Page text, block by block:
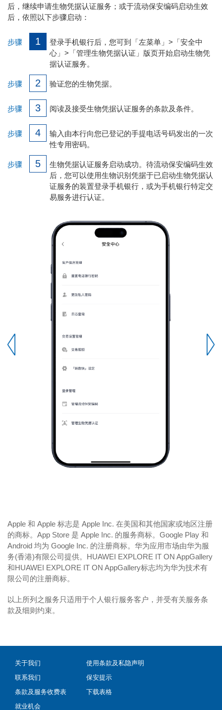
后，继续申请生物凭据认证服务；或于流动保安编码启动生效
后，依照以下步骤启动：
步骤 1
登录手机银行后，您可到「左菜单」>「安全中
心」>「管理生物凭据认证」版页开始启动生物凭
据认证服务。
步骤 2 验证您的生物凭据。
步骤 3 阅读及接受生物凭据认证服务的条款及条件。
步骤 4
输入由本行向您已登记的手提电话号码发出的一次
性专用密码。
步骤 5
生物凭据认证服务启动成功。待流动保安编码生效
后，您可以使用生物识别凭据于已启动生物凭据认
证服务的装置登录手机银行，或为手机银行特定交
易服务进行认证。
Apple 和 Apple 标志是 Apple Inc. 在美国和其他国家或地区注册
的商标。App Store 是 Apple Inc. 的服务商标。Google Play 和
Android 均为 Google Inc. 的注册商标。华为应用市场由华为服
务(香港)有限公司提供。HUAWEI EXPLORE IT ON AppGallery
和HUAWEI EXPLORE IT ON AppGallery标志均为华为技术有
限公司的注册商标。
以上所列之服务只适用于个人银行服务客户，并受有关服务条
款及细则约束。
关于我们
联系我们
条款及服务收费表
就业机会
使用条款及私隐声明
保安提示
下载表格